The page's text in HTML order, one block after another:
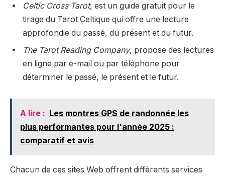
Celtic Cross Tarot, est un guide gratuit pour le
tirage du Tarot Celtique qui offre une lecture
approfondie du passé, du présent et du futur.
The Tarot Reading Company, propose des lectures
en ligne par e-mail ou par téléphone pour
déterminer le passé, le présent et le futur.
A lire : Les montres GPS de randonnée les
plus performantes pour l'année 2025 :
comparatif et avis
Chacun de ces sites Web offrent différents services